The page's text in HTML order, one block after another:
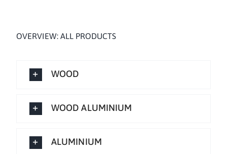
OVERVIEW: ALL PRODUCTS
WOOD
WOOD ALUMINIUM
ALUMINIUM